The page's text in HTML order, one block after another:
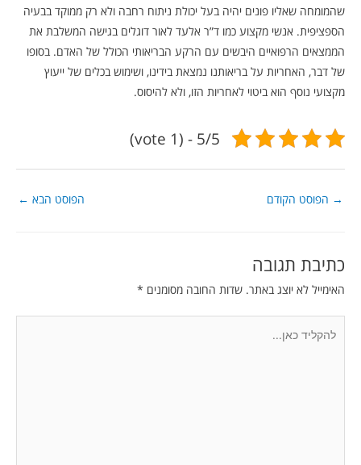
שהמומחה שאליו פונים יהיה בעל יכולת ניתוח רחבה ולא רק ממוקד בבעיה
הספציפית. אנשי מקצוע כמו ד”ר אלעד לאור דוגלים בגישה המשלבת את
הממצאים הרפואיים היבשים עם הרקע הבריאותי הכולל של האדם. בסופו
של דבר, האחריות על בריאותנו נמצאת בידינו, ושימוש בכלים של ייעוץ
מקצועי נוסף הוא ביטוי לאחריות הזו, ולא להיסוס.
5/5 - (1 vote)
→ הפוסט הקודם הפוסט הבא ←
כתיבת תגובה
האימייל לא יוצג באתר. שדות החובה מסומנים *